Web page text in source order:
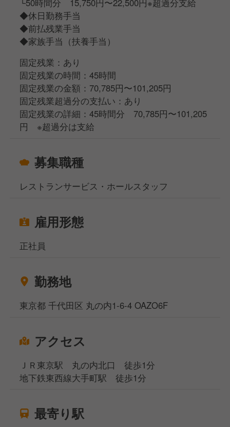
└50時間分 15,750円〜22,500円※超過分支給
◆休日勤務手当
◆前払残業手当
◆家族手当（扶養手当）
固定残業：あり
固定残業の時間：45時間
固定残業の金額：70,785円〜101,205円
固定残業超過分の支払い：あり
固定残業の詳細：45時間分 70,785円〜101,205
円 ※超過分は支給
募集職種
レストランサービス・ホールスタッフ
雇用形態
正社員
勤務地
東京都 千代田区 丸の内1-6-4 OAZO6F
アクセス
ＪＲ東京駅 丸の内北口 徒歩1分
地下鉄東西線大手町駅 徒歩1分
最寄り駅